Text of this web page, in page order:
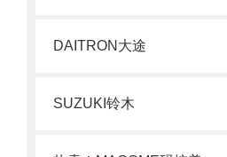
DAITRON大途
SUZUKI铃木